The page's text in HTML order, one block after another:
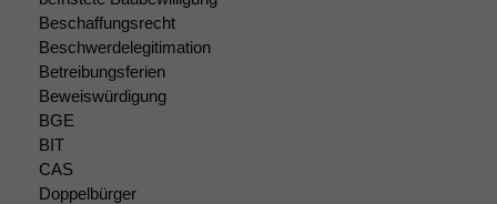
Beschaffungsrecht
Beschwerdelegitimation
Betreibungsferien
Beweiswürdigung
BGE
BIT
CAS
Doppelbürger